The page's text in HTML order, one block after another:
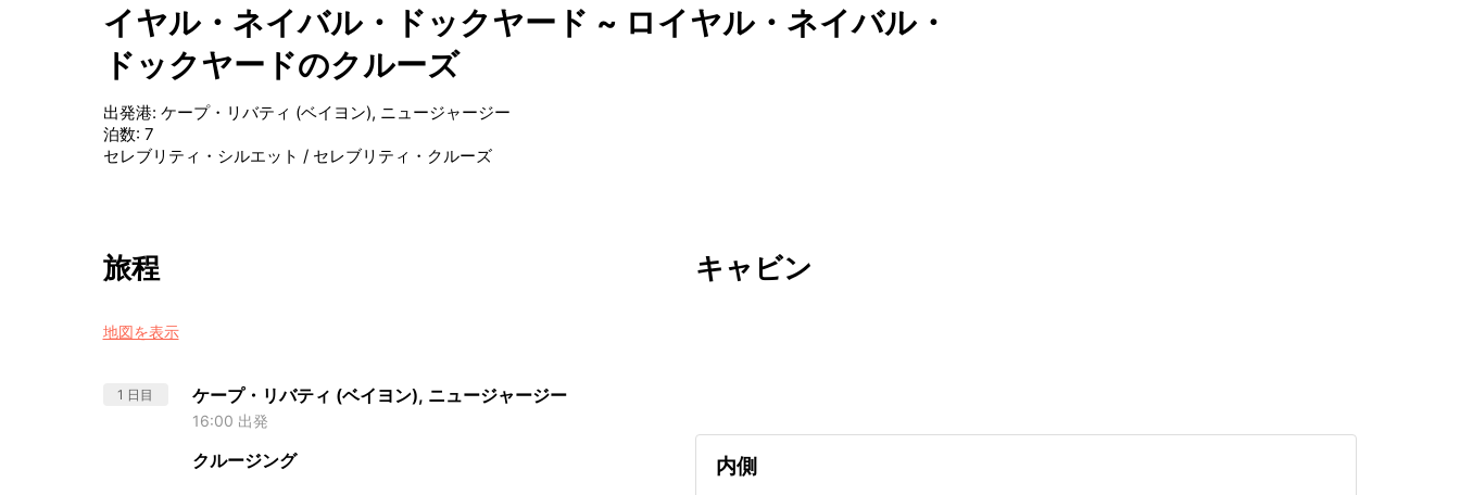
イヤル・ネイバル・ドックヤード ~ ロイヤル・ネイバル・
ドックヤードのクルーズ
出発港: ケープ・リバティ (ベイヨン), ニュージャージー
泊数: 7
セレブリティ・シルエット / セレブリティ・クルーズ
旅程
地図を表示
1 日目 ケープ・リバティ (ベイヨン), ニュージャージー
16:00 出発
クルージング
キャビン
内側